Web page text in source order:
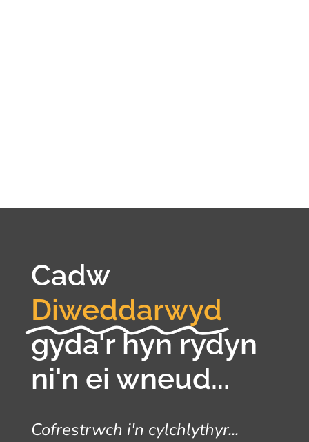
Cadw
Diweddarwyd
gyda'r hyn rydyn
ni'n ei wneud...
Cofrestrwch i'n cylchlythyr...